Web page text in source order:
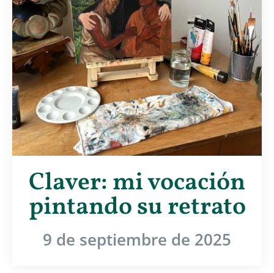
Claver: mi vocación
pintando su retrato
9 de septiembre de 2025